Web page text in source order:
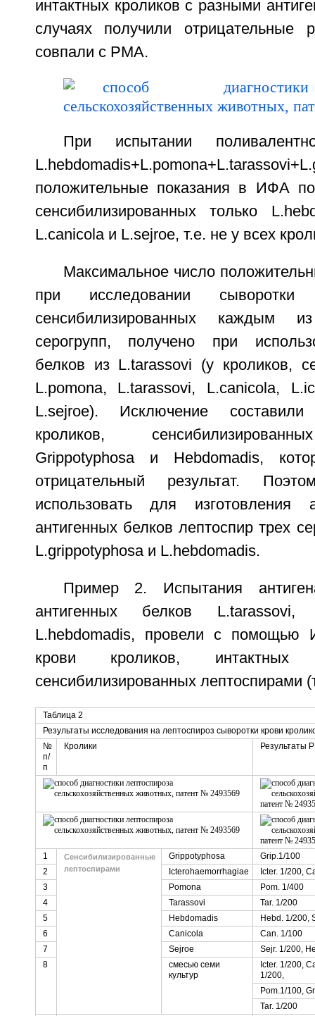
интактных кроликов с разными
случаях получили отрицательные
совпали с РМА.
При испытании
положительные показания в ИФА
сенсибилизированных только
L.canicola и L.sejroe, т.е. не у всех
Максимальное число
при исследовании сыворотки
сенсибилизированных каждым
серогрупп, получено при
белков из L.tarassovi (у кроликов,
L.pomona, L.tarassovi, L.canicola,
L.sejroe). Исключение
кроликов,
Grippotyphosa и Hebdomadis,
отрицательный результат.
использовать для изготовления
антигенных белков лептоспир трех
L.grippotyphosa и L.hebdomadis.
Пример 2. Испытания
антигенных белков
L.hebdomadis, провели с помощью
крови кроликов, интактных
сенсибилизированных лептоспирами
Таблица 2
Результаты исследования на лептоспироз сыворотки крови
№
п/
п
Кролики Результаты
1
Сенсибилизированные
лептоспирами
Grippotyphosa
Grip.1/100
2
Icterohaemorrhagiae
Icter. 1/200,
3
Pomona
Pom. 1/400
4
Tarassovi
Tar. 1/200
5
Hebdomadis
Hebd. 1/200,
6
Canicola
Can. 1/100
7
Sejroe
Sejr. 1/200,
8
смесью семи
культур
Icter. 1/200,
1/200,
Pom.1/100,
Tar. 1/200